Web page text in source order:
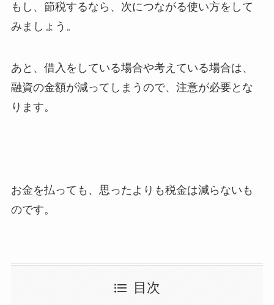
もし、節税するなら、次につながる使い方をして
みましょう。
あと、借入をしている場合や考えている場合は、
融資の金額が減ってしまうので、注意が必要とな
ります。
お金を払っても、思ったよりも税金は減らないも
のです。
目次